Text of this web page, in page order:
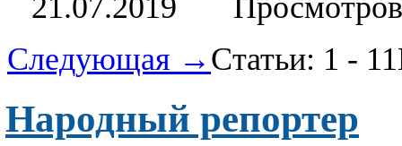
Следующая → Статьи: 1 - 11
Народный репортер